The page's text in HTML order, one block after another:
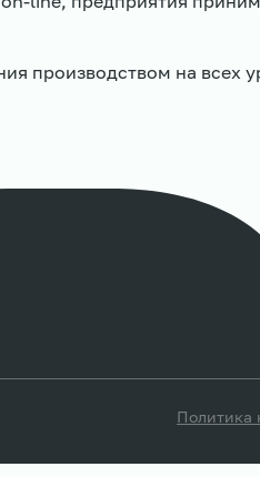
на всех
Политика